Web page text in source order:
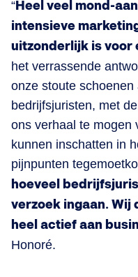
“Heel veel mond-
intensieve
uitzonderlijk is voor
het verrassende
onze stoute
bedrijfsjuristen, met
ons verhaal te mogen
kunnen inschatten in
pijnpunten
hoeveel
verzoek ingaan. Wij
heel actief aan
Honoré.